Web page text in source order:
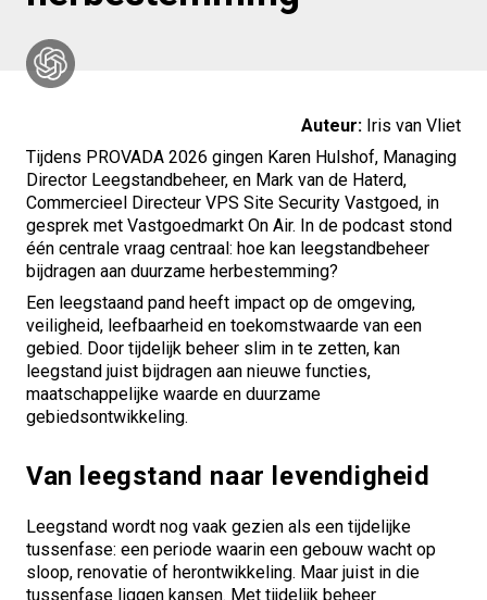
Auteur: Iris van Vliet
Tijdens PROVADA 2026 gingen Karen Hulshof, Managing
Director Leegstandbeheer, en Mark van de Haterd,
Commercieel Directeur VPS Site Security Vastgoed, in
gesprek met Vastgoedmarkt On Air. In de podcast stond
één centrale vraag centraal: hoe kan leegstandbeheer
bijdragen aan duurzame herbestemming?
Een leegstaand pand heeft impact op de omgeving,
veiligheid, leefbaarheid en toekomstwaarde van een
gebied. Door tijdelijk beheer slim in te zetten, kan
leegstand juist bijdragen aan nieuwe functies,
maatschappelijke waarde en duurzame
gebiedsontwikkeling.
Van leegstand naar levendigheid
Leegstand wordt nog vaak gezien als een tijdelijke
tussenfase: een periode waarin een gebouw wacht op
sloop, renovatie of herontwikkeling. Maar juist in die
tussenfase liggen kansen. Met tijdelijk beheer